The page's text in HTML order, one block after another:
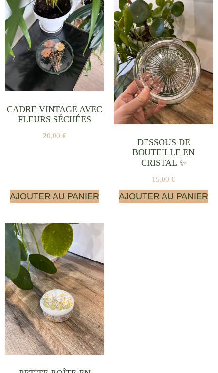
CADRE VINTAGE AVEC
FLEURS SÉCHÉES
20,00 €
AJOUTER AU PANIER
DESSOUS DE
BOUTEILLE EN
CRISTAL ✨
15,00 €
AJOUTER AU PANIER